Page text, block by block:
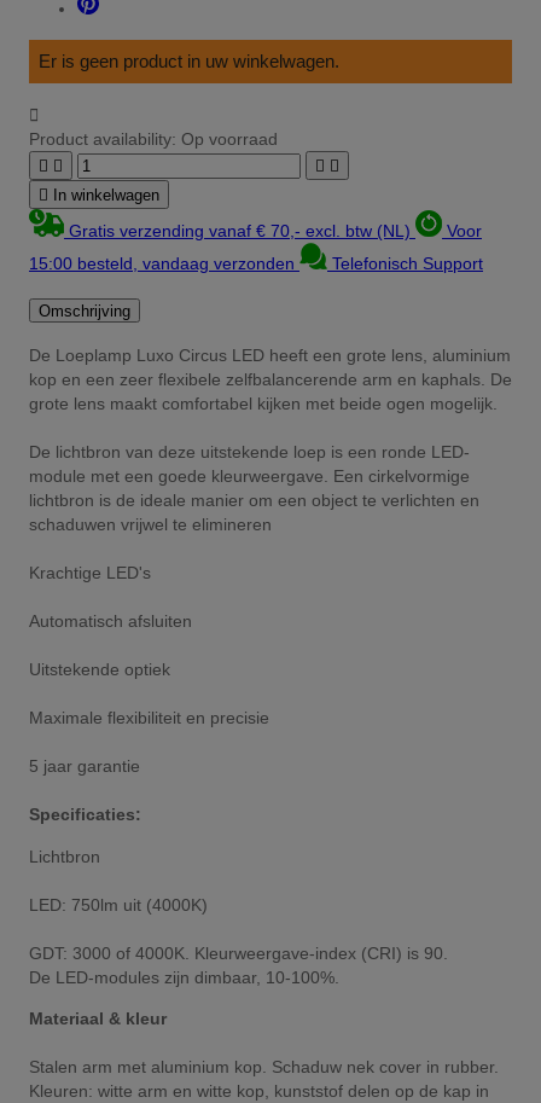
Er is geen product in uw winkelwagen.

Product availability: Op voorraad
   
 In winkelwagen
Gratis verzending vanaf € 70,- excl. btw (NL)
Voor
15:00 besteld, vandaag verzonden
Telefonisch Support
Omschrijving
De Loeplamp Luxo Circus LED heeft een grote lens, aluminium
kop en een zeer flexibele zelfbalancerende arm en kaphals. De
grote lens maakt comfortabel kijken met beide ogen mogelijk.
De lichtbron van deze uitstekende loep is een ronde LED-
module met een goede kleurweergave. Een cirkelvormige
lichtbron is de ideale manier om een ​​object te verlichten en
schaduwen vrijwel te elimineren
Krachtige LED's
Automatisch afsluiten
Uitstekende optiek
Maximale flexibiliteit en precisie
5 jaar garantie
Specificaties:
Lichtbron
LED: 750lm uit (4000K)
GDT: 3000 of 4000K. Kleurweergave-index (CRI) is 90.
De LED-modules zijn dimbaar, 10-100%.
Materiaal & kleur
Stalen arm met aluminium kop. Schaduw nek cover in rubber.
Kleuren: witte arm en witte kop, kunststof delen op de kap in